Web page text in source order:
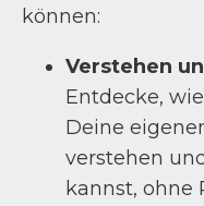
können:
Verstehen
Entdecke,
Deine
verstehen
kannst, ohne